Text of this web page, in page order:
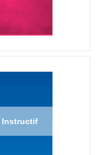
Instructif